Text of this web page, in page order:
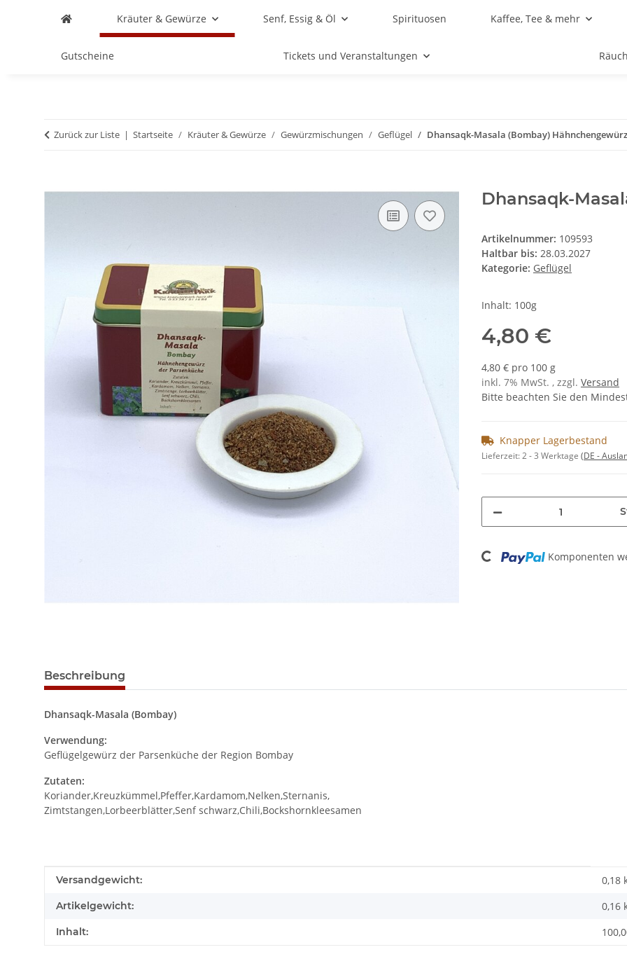
Kräuter & Gewürze Senf, Essig & Öl Spirituosen Kaffee, Tee & mehr
Gutscheine Tickets und Veranstaltungen
Zurück zur Liste Startseite Kräuter & Gewürze Gewürzmischungen Geflügel Dhansaqk-Masala (Bombay) Hähnchengewürz
Dhansaqk-
Artikelnummer: 109593
Haltbar bis: 28.03.2027
Kategorie: Geflügel
Inhalt: 100g
4,80 €
4,80 € pro 100 g
inkl. 7% MwSt. , zzgl. Versand
Bitte beachten Sie den
Knapper Lagerbestand
Lieferzeit:2 - 3 Werktage (DE -
Loading... Komponenten
Beschreibung
Dhansaqk-Masala (Bombay)
Verwendung:
Geflügelgewürz der Parsenküche der Region Bombay
Zutaten:
Koriander,Kreuzkümmel,Pfeffer,Kardamom,Nelken,Sternanis,
Zimtstangen,Lorbeerblätter,Senf schwarz,Chili,Bockshornkleesamen
Produkteigenschaft
Wert
Versandgewicht: 0,18
Artikelgewicht: 0,16
Inhalt: